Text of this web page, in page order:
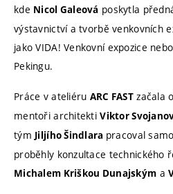
kde Nicol Galeová poskytla
výstavnictví a tvorbě venkovních
jako VIDA! Venkovní expozice nebo
Pekingu.
Práce v ateliéru ARC FAST začala
mentoři architekti Viktor
tým Jiljího Šindlara pracoval
proběhly konzultace technického
Michalem Kriškou Dunajským a